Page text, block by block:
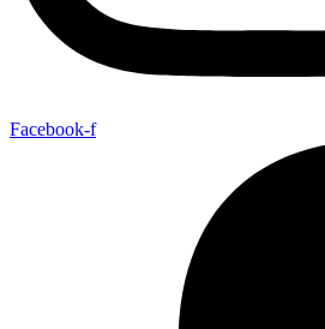
Facebook-f